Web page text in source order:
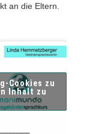
an die Eltern.
Cookies zu
Inhalt zu